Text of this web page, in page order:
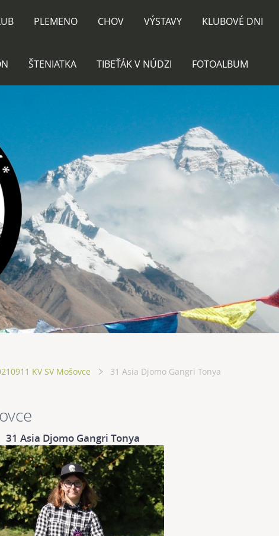
PLEMENO CHOV VÝSTAVY KLUBOVÉ DNI
ŠTENIATKA TIBEŤÁK V NÚDZI FOTOALBUM
KV SV Mošovce 31 Asia Djomo Gangri Tonya
31 Asia Djomo Gangri Tonya